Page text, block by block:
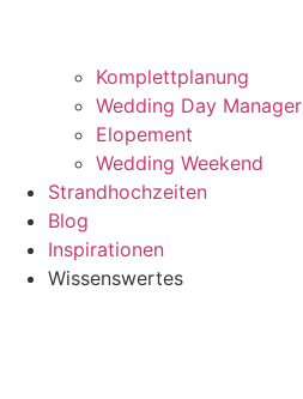
Komplettplanung
Wedding Day Manager
Elopement
Wedding Weekend
Strandhochzeiten
Blog
Inspirationen
Wissenswertes